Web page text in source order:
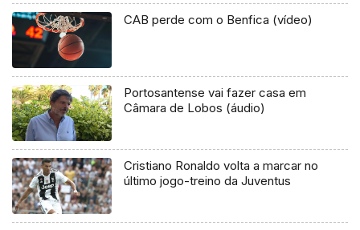
CAB perde com o Benfica (vídeo)
Portosantense vai fazer casa em
Câmara de Lobos (áudio)
Cristiano Ronaldo volta a marcar no
último jogo-treino da Juventus